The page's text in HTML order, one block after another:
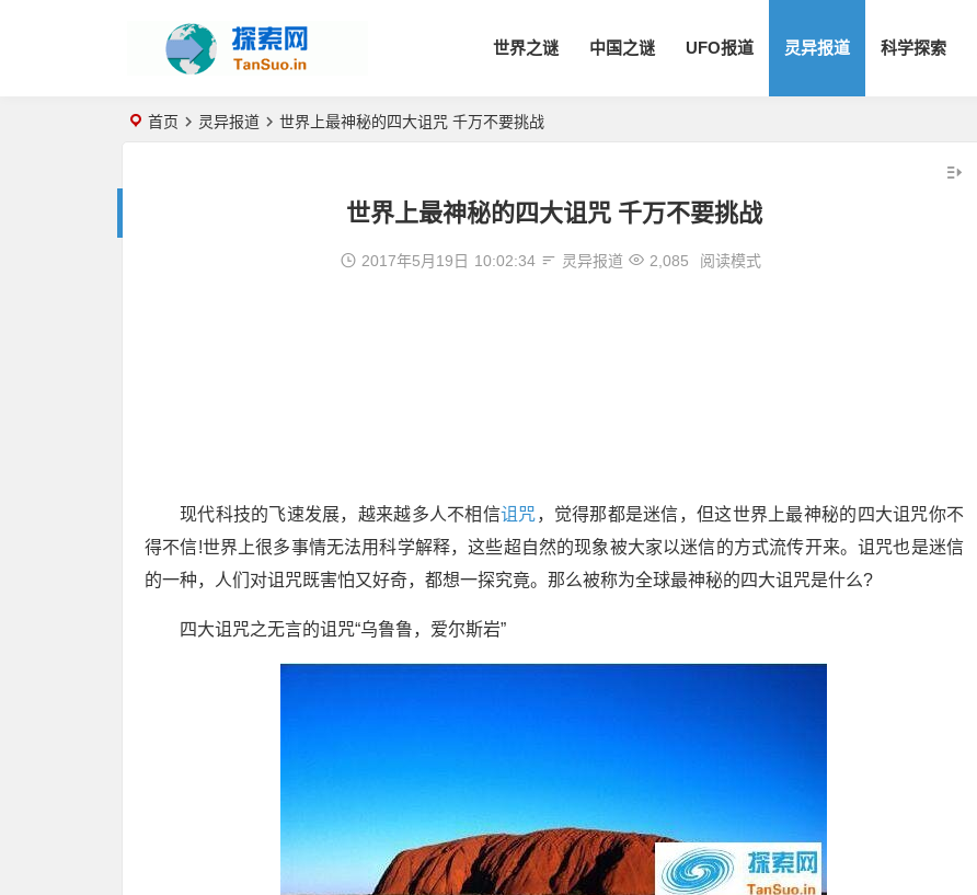
世界之谜 中国之谜 UFO报道 灵异报道 科学探索
首页 灵异报道 世界上最神秘的四大诅咒 千万不要挑战
世界上最神秘的四大诅咒 千万不要挑战
2017年5月19日 10:02:34 灵异报道 2,085 阅读模式
现代科技的飞速发展，越来越多人不相信诅咒，觉得那都是迷信，但这世界上最神秘的四大诅咒你不
得不信!世界上很多事情无法用科学解释，这些超自然的现象被大家以迷信的方式流传开来。诅咒也是迷信
的一种，人们对诅咒既害怕又好奇，都想一探究竟。那么被称为全球最神秘的四大诅咒是什么?
四大诅咒之无言的诅咒“乌鲁鲁，爱尔斯岩”